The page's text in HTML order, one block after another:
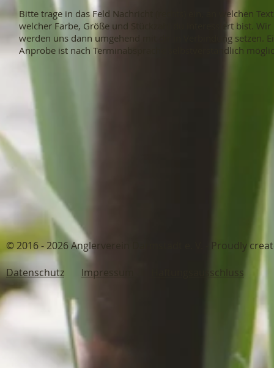
Bitte trage in das Feld Nachricht (rechts) ein, an welchen
welcher Farbe, Größe und Stückzahl du interessiert bist. Wir
werden uns dann umgehend mit dir in Verbindung setzen.
Anprobe ist nach Terminabsprache selbstverständlich
© 2016 - 2026 Anglerverein
Datenschutz
Impressum Haftungsausschluss